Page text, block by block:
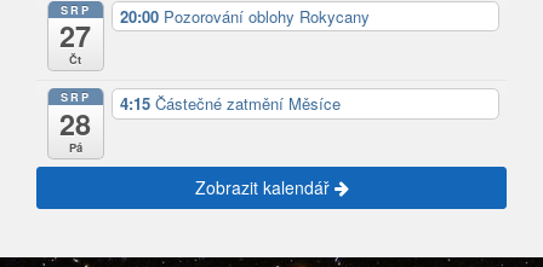
SRP
27
Čt
20:00 Pozorování oblohy Rokycany
SRP
28
Pá
4:15 Částečné zatmění Měsíce
Zobrazit kalendář